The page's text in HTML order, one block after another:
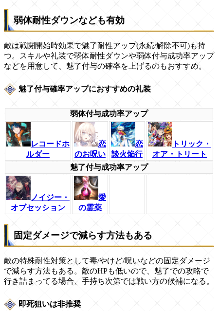
弱体耐性ダウンなども有効
敵は戦闘開始時効果で魅了耐性アップ(永続/解除不可)も持
つ。スキルや礼装で弱体耐性ダウンや弱体付与成功率アップ
などを用意して、魅了付与の確率を上げるのもおすすめ。
魅了付与確率アップにおすすめの礼装
弱体付与成功率アップ
レコードホ
ルダー
恋
のお呪い
恋
談火焔行
トリック・
オア・トリート
魅了付与成功率アップ
ノイジー・
オブセッション
愛
の霊薬
固定ダメージで減らす方法もある
敵の特殊耐性対策として毒/やけど/呪いなどの固定ダメージ
で減らす方法もある。敵のHPも低いので、魅了での攻略で
行き詰まってる場合、手持ち次第では戦い方の候補になる。
即死狙いは非推奨